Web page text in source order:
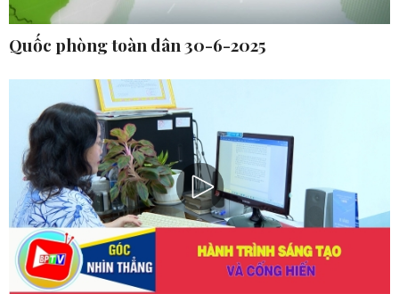
Quốc phòng toàn dân 30-6-2025